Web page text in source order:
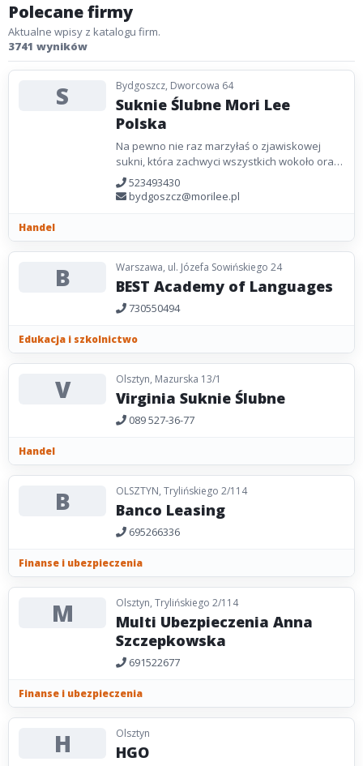
Polecane firmy
Aktualne wpisy z katalogu firm.
3741 wyników
S Bydgoszcz, Dworcowa 64
Suknie Ślubne Mori Lee
Polska
Na pewno nie raz marzyłaś o zjawiskowej
sukni, która zachwyci wszystkich wokoło oraz
sprawi, że poczujesz się wyjątkowo na
niejednej uroczystości....
523493430
bydgoszcz@morilee.pl
Handel
B Warszawa, ul. Józefa Sowińskiego 24
BEST Academy of Languages
730550494
Edukacja i szkolnictwo
V Olsztyn, Mazurska 13/1
Virginia Suknie Ślubne
089 527-36-77
Handel
B OLSZTYN, Trylińskiego 2/114
Banco Leasing
695266336
Finanse i ubezpieczenia
M Olsztyn, Trylińskiego 2/114
Multi Ubezpieczenia Anna
Szczepkowska
691522677
Finanse i ubezpieczenia
H Olsztyn
HGO